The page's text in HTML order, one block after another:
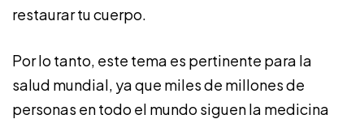
restaurar tu cuerpo.
Por lo tanto, este tema es pertinente para la
salud mundial, ya que miles de millones de
personas en todo el mundo siguen la medicina